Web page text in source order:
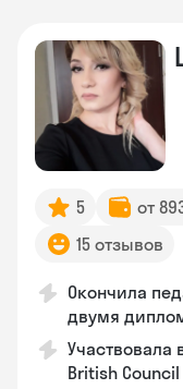
5 от
15 отзывов
Окончила
двумя
Участвовала
British Council